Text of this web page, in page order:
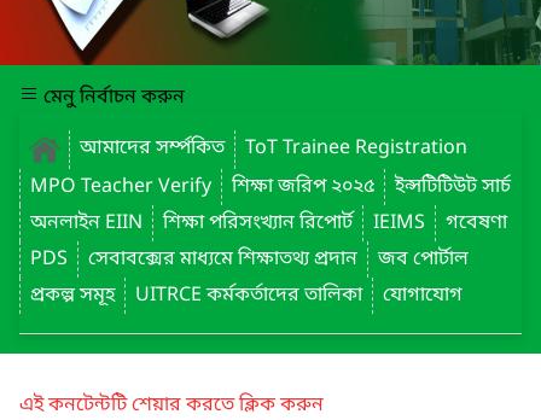
মেনু নির্বাচন করুন
আমাদের সর্ম্পকিত
ToT Trainee Registration
MPO Teacher Verify
শিক্ষা জরিপ ২০২৫
ইন্সটিটিউট সার্চ
অনলাইন EIIN
শিক্ষা পরিসংখ্যান রিপোর্ট IEIMS
গবেষণা
PDS
সেবাবক্সের মাধ্যমে শিক্ষাতথ্য প্রদান
জব পোর্টাল
প্রকল্প সমূহ
UITRCE কর্মকর্তাদের তালিকা যোগাযোগ
এই কনটেন্টটি শেয়ার করতে ক্লিক করুন